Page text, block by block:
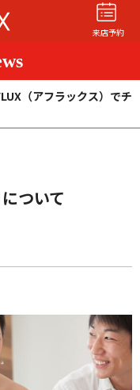
来店予約
セットリング
（アフラックス）でチ
ついて